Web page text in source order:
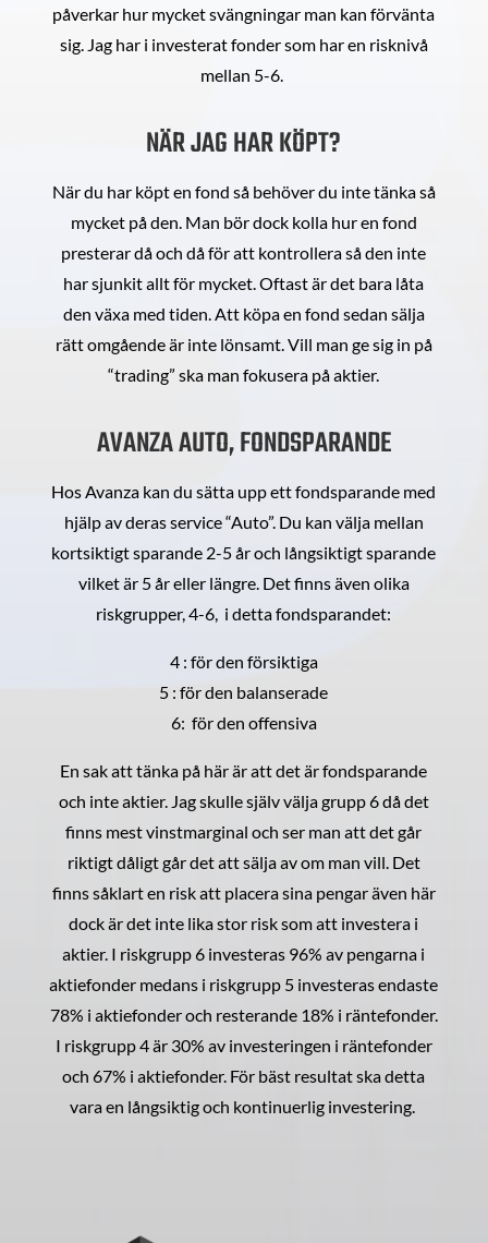
påverkar hur mycket svängningar man kan förvänta
sig. Jag har i investerat fonder som har en risknivå
mellan 5-6.
NÄR JAG HAR KÖPT?
När du har köpt en fond så behöver du inte tänka så
mycket på den. Man bör dock kolla hur en fond
presterar då och då för att kontrollera så den inte
har sjunkit allt för mycket. Oftast är det bara låta
den växa med tiden. Att köpa en fond sedan sälja
rätt omgående är inte lönsamt. Vill man ge sig in på
“trading” ska man fokusera på aktier.
AVANZA AUTO, FONDSPARANDE
Hos Avanza kan du sätta upp ett fondsparande med
hjälp av deras service “Auto”. Du kan välja mellan
kortsiktigt sparande 2-5 år och långsiktigt sparande
vilket är 5 år eller längre. Det finns även olika
riskgrupper, 4-6, i detta fondsparandet:
4 : för den försiktiga
5 : för den balanserade
6: för den offensiva
En sak att tänka på här är att det är fondsparande
och inte aktier. Jag skulle själv välja grupp 6 då det
finns mest vinstmarginal och ser man att det går
riktigt dåligt går det att sälja av om man vill. Det
finns såklart en risk att placera sina pengar även här
dock är det inte lika stor risk som att investera i
aktier. I riskgrupp 6 investeras 96% av pengarna i
aktiefonder medans i riskgrupp 5 investeras endaste
78% i aktiefonder och resterande 18% i räntefonder.
I riskgrupp 4 är 30% av investeringen i räntefonder
och 67% i aktiefonder. För bäst resultat ska detta
vara en långsiktig och kontinuerlig investering.